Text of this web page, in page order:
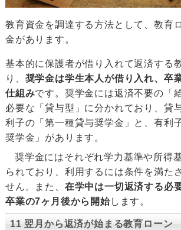
教育資金を調達する方法として、教育
金があります。
基本的に保護者が借り入れて返済する
り、 奨学金は学生本人が借り入れ、卒
仕組みです。奨学金には返済不要の「
必要な「貸与型」に分かれており、貸
利子の「第一種貸与奨学金」と、有利
奨学金」があります。
奨学金にはそれぞれ学力基準や所得
られており、利用するには条件を満た
せん。また、 在学中は一切返済する必
卒業の7ヶ月後から開始します。
11 翌月から返済が始まる教育ローン